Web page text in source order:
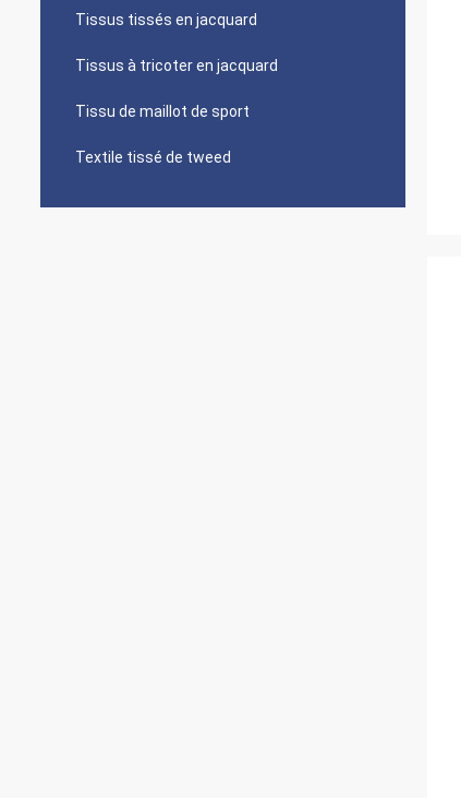
Tissus tissés en jacquard
Tissus à tricoter en jacquard
Tissu de maillot de sport
Textile tissé de tweed